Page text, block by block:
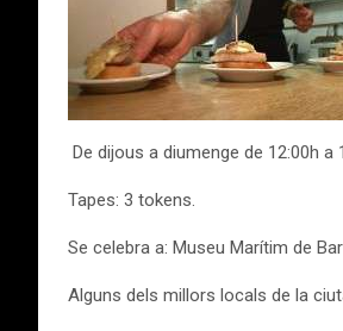
De dijous a diumenge de 12:00h a
Tapes: 3 tokens.
Se celebra a: Museu Marítim de
Alguns dels millors locals de la